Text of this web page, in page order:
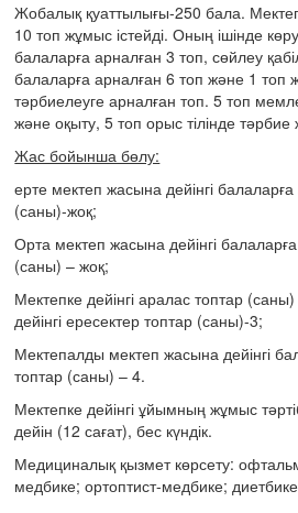
Жобалық қуаттылығы-250 бала.
10 топ жұмыс істейді. Оның ішінде
балаларға арналған 3 топ, сөйлеу
балаларға арналған 6 топ және 1 топ
тәрбиелеуге арналған топ. 5 топ
және оқыту, 5 топ орыс тілінде тәрбие
Жас бойынша бөлу:
ерте мектеп жасына дейінгі
(саны)-жоқ;
Орта мектеп жасына дейінгі
(саны) – жоқ;
Мектепке дейінгі аралас топтар
дейінгі ересектер топтар (саны)-3;
Мектепалды мектеп жасына дейінгі
топтар (саны) – 4.
Мектепке дейінгі ұйымның жұмыс
дейін (12 сағат), бес күндік.
Медициналық қызмет көрсету:
медбике; ортоптист-медбике;